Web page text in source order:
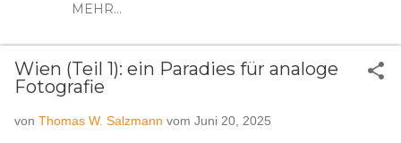
MEHR…
Wien (Teil 1): ein Paradies für analoge
Fotografie
von Thomas W. Salzmann vom Juni 20, 2025